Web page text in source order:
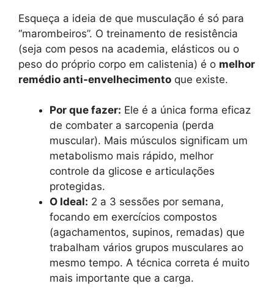
Esqueça a ideia de que musculação é só para
“marombeiros”. O treinamento de resistência
(seja com pesos na academia, elásticos ou o
peso do próprio corpo em calistenia) é o melhor
remédio anti-envelhecimento que existe.
Por que fazer: Ele é a única forma eficaz
de combater a sarcopenia (perda
muscular). Mais músculos significam um
metabolismo mais rápido, melhor
controle da glicose e articulações
protegidas.
O Ideal: 2 a 3 sessões por semana,
focando em exercícios compostos
(agachamentos, supinos, remadas) que
trabalham vários grupos musculares ao
mesmo tempo. A técnica correta é muito
mais importante que a carga.